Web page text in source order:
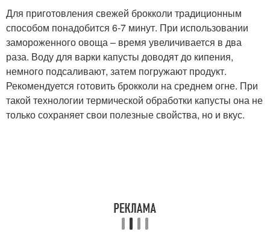
Для приготовления свежей брокколи традиционным
способом понадобится 6-7 минут. При использовании
замороженного овоща – время увеличивается в два
раза. Воду для варки капусты доводят до кипения,
немного подсаливают, затем погружают продукт.
Рекомендуется готовить брокколи на среднем огне. При
такой технологии термической обработки капусты она не
только сохраняет свои полезные свойства, но и вкус.